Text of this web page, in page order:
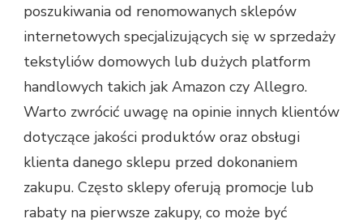
poszukiwania od renomowanych sklepów
internetowych specjalizujących się w sprzedaży
tekstyliów domowych lub dużych platform
handlowych takich jak Amazon czy Allegro.
Warto zwrócić uwagę na opinie innych klientów
dotyczące jakości produktów oraz obsługi
klienta danego sklepu przed dokonaniem
zakupu. Często sklepy oferują promocje lub
rabaty na pierwsze zakupy, co może być